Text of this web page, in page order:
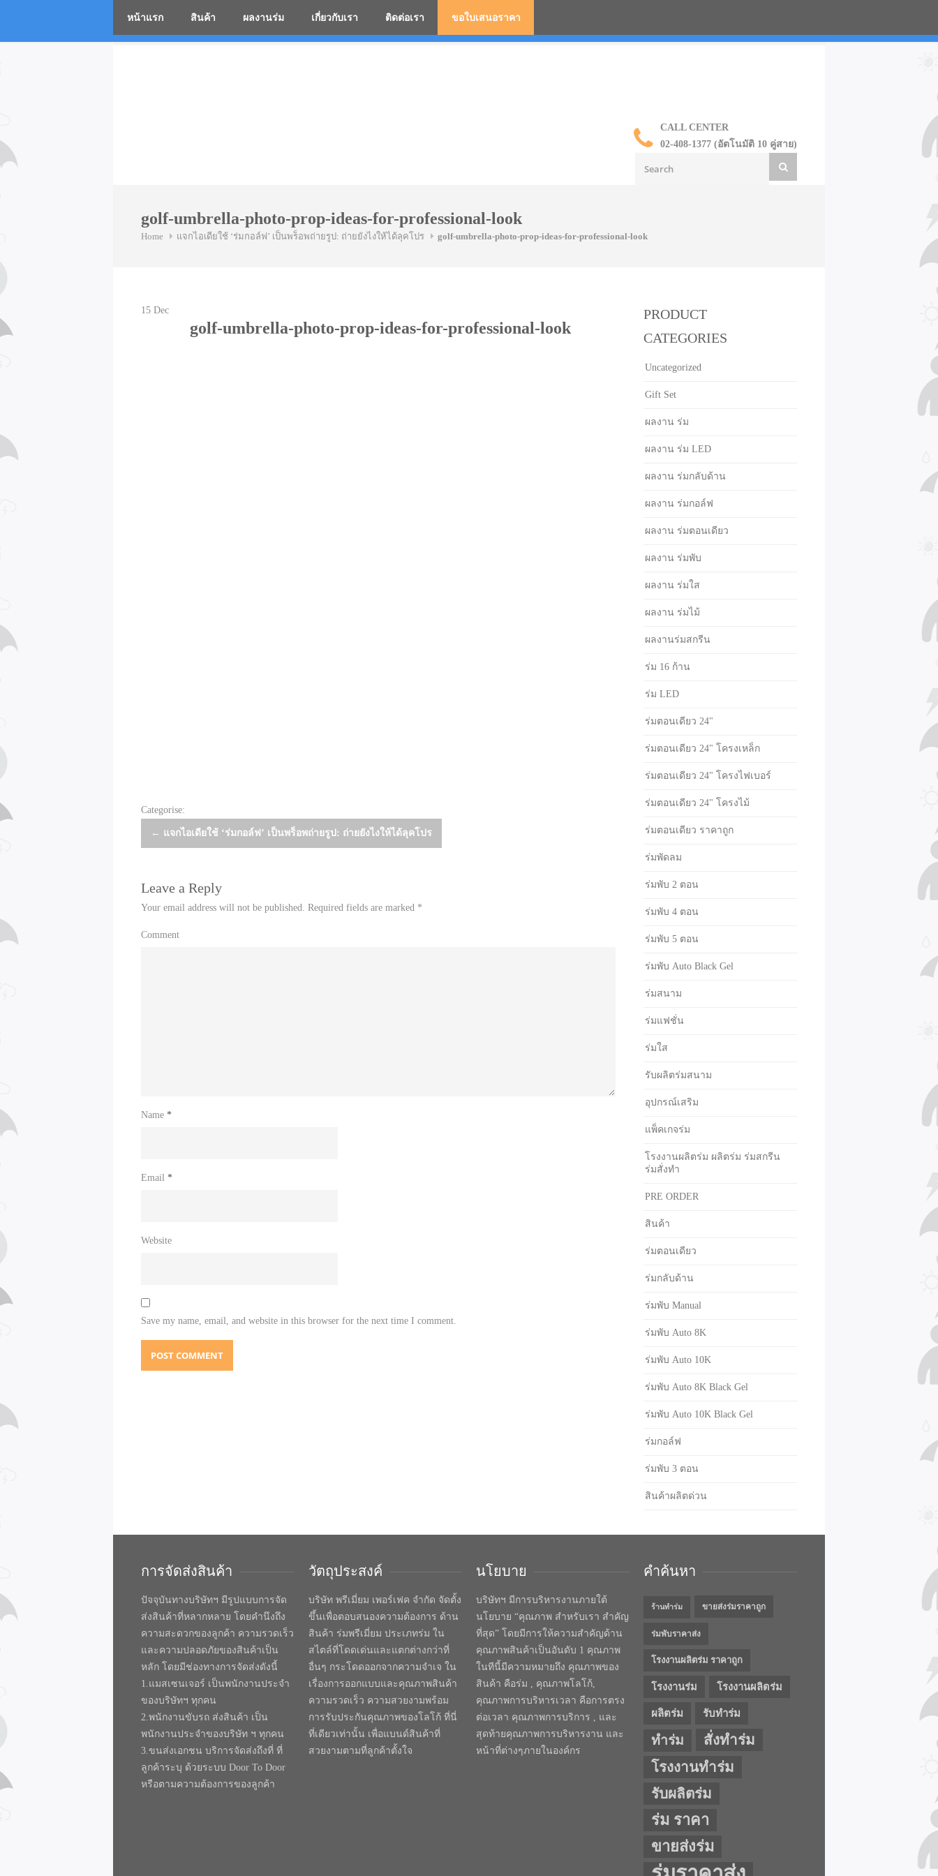
CALL CENTER
02-408-1377 (อัตโนมัติ 10 คู่สาย)
หน้าแรก สินค้า ผลงานร่ม เกี่ยวกับเรา ติดต่อเรา ขอใบเสนอราคา
golf-umbrella-photo-prop-ideas-for-professional-look
Home แจกไอเดียใช้ ‘ร่มกอล์ฟ’ เป็นพร็อพถ่ายรูป: ถ่ายยังไงให้ได้ลุคโปร golf-umbrella-photo-prop-ideas-for-professional-look
15 Dec
golf-umbrella-photo-prop-ideas-for-professional-look
Categorise:
Post
← แจกไอเดียใช้ ‘ร่มกอล์ฟ’ เป็นพร็อพถ่ายรูป: ถ่ายยังไงให้ได้ลุคโปร
Leave a Reply
Your email address will not be published. Required fields are marked *
Comment
Name *
Email *
Website
Save my name, email, and website in this browser for the next time I comment.
PRODUCT
CATEGORIES
Uncategorized
Gift Set
ผลงาน ร่ม
ผลงาน ร่ม LED
ผลงาน ร่มกลับด้าน
ผลงาน ร่มกอล์ฟ
ผลงาน ร่มตอนเดียว
ผลงาน ร่มพับ
ผลงาน ร่มใส
ผลงาน ร่มไม้
ผลงานร่มสกรีน
ร่ม 16 ก้าน
ร่ม LED
ร่มตอนเดียว 24"
ร่มตอนเดียว 24" โครงเหล็ก
ร่มตอนเดียว 24" โครงไฟเบอร์
ร่มตอนเดียว 24" โครงไม้
ร่มตอนเดียว ราคาถูก
ร่มพัดลม
ร่มพับ 2 ตอน
ร่มพับ 4 ตอน
ร่มพับ 5 ตอน
ร่มพับ Auto Black Gel
ร่มสนาม
ร่มแฟชั่น
ร่มใส
รับผลิตร่มสนาม
อุปกรณ์เสริม
แพ็คเกจร่ม
โรงงานผลิตร่ม ผลิตร่ม ร่มสกรีน
ร่มสั่งทำ
PRE ORDER
สินค้า
ร่มตอนเดียว
ร่มกลับด้าน
ร่มพับ Manual
ร่มพับ Auto 8K
ร่มพับ Auto 10K
ร่มพับ Auto 8K Black Gel
ร่มพับ Auto 10K Black Gel
ร่มกอล์ฟ
ร่มพับ 3 ตอน
สินค้าผลิตด่วน
การจัดส่งสินค้า
ปัจจุบันทางบริษัทฯ มีรูปแบบการจัด
ส่งสินค้าที่หลากหลาย โดยคำนึงถึง
ความสะดวกของลูกค้า ความรวดเร็ว
และความปลอดภัยของสินค้าเป็น
หลัก โดยมีช่องทางการจัดส่งดังนี้
1.แมสเซนเจอร์ เป็นพนักงานประจำ
ของบริษัทฯ ทุกคน
2.พนักงานขับรถ ส่งสินค้า เป็น
พนักงานประจำของบริษัท ฯ ทุกคน
3.ขนส่งเอกชน บริการจัดส่งถึงที่ ที่
ลูกค้าระบุ ด้วยระบบ Door To Door
หรือตามความต้องการของลูกค้า
วัตถุประสงค์
บริษัท พรีเมี่ยม เพอร์เฟค จำกัด จัดตั้ง
ขึ้นเพื่อตอบสนองความต้องการ ด้าน
สินค้า ร่มพรีเมี่ยม ประเภทร่ม ใน
สไตล์ที่โดดเด่นและแตกต่างกว่าที่
อื่นๆ กระโดดออกจากความจำเจ ใน
เรื่องการออกแบบและคุณภาพสินค้า
ความรวดเร็ว ความสวยงามพร้อม
การรับประกันคุณภาพของโลโก้ ที่นี่
ที่เดียวเท่านั้น เพื่อแบนด์สินค้าที่
สวยงามตามที่ลูกค้าตั้งใจ
นโยบาย
บริษัทฯ มีการบริหารงานภายใต้
นโยบาย “คุณภาพ สำหรับเรา สำคัญ
ที่สุด” โดยมีการให้ความสำคัญด้าน
คุณภาพสินค้าเป็นอันดับ 1 คุณภาพ
ในทีนี้มีความหมายถึง คุณภาพของ
สินค้า คือร่ม , คุณภาพโลโก้,
คุณภาพการบริหารเวลา คือการตรง
ต่อเวลา คุณภาพการบริการ , และ
สุดท้ายคุณภาพการบริหารงาน และ
หน้าที่ต่างๆภายในองค์กร
คำค้นหา
ร้านทำร่ม ขายส่งร่มราคาถูก
ร่มพับราคาส่ง
โรงงานผลิตร่ม ราคาถูก
โรงงานร่ม โรงงานผลิตร่ม
ผลิตร่ม รับทำร่ม
ทำร่ม
สั่งทำร่ม
โรงงานทำร่ม
รับผลิตร่ม
ร่ม ราคา
ขายส่งร่ม
โรงงานร่มสกรีนโลโก้ ร่มพรีเมี่ยม ร่มตอนเดียว ร่มกอล์ฟ ร่มกลับด้าน ราคาส่ง